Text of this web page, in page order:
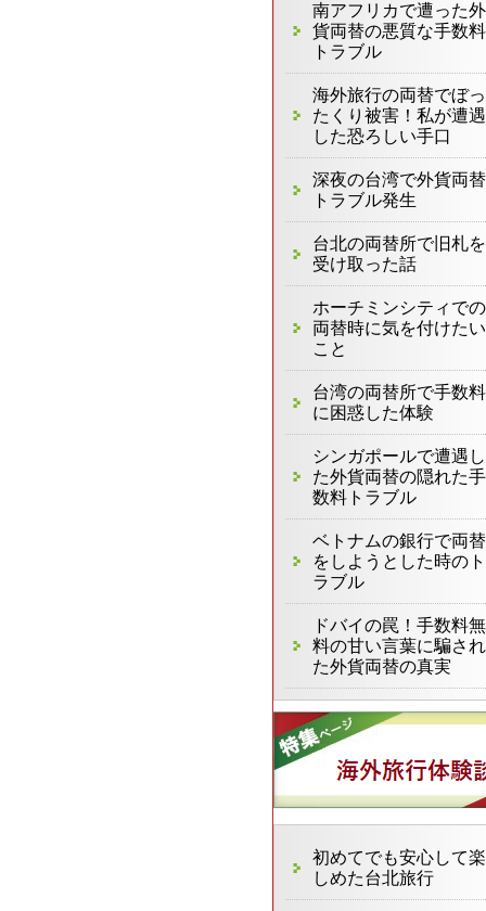
南アフリカで遭った外
貨両替の悪質な手数料
トラブル
海外旅行の両替でぼっ
たくり被害！私が遭遇
した恐ろしい手口
深夜の台湾で外貨両替
トラブル発生
台北の両替所で旧札を
受け取った話
ホーチミンシティでの
両替時に気を付けたい
こと
台湾の両替所で手数料
に困惑した体験
シンガポールで遭遇し
た外貨両替の隠れた手
数料トラブル
ベトナムの銀行で両替
をしようとした時のト
ラブル
ドバイの罠！手数料無
料の甘い言葉に騙され
た外貨両替の真実
初めてでも安心して楽
しめた台北旅行